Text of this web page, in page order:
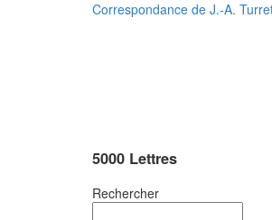
Correspondance de J.-A.
5000 Lettres
Rechercher